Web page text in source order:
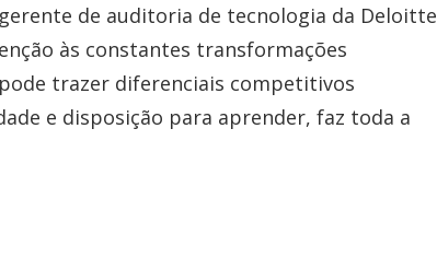
de auditoria de tecnologia da Deloitte
às constantes transformações
trazer diferenciais competitivos
e disposição para aprender, faz toda a